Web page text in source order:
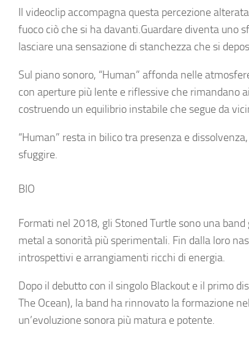
Il videoclip accompagna questa percezione
fuoco ciò che si ha davanti.Guardare diventa uno
lasciare una sensazione di stanchezza che si
Sul piano sonoro, “Human” affonda nelle
con aperture più lente e riflessive che rimandano
costruendo un equilibrio instabile che segue da
“Human” resta in bilico tra presenza e
sfuggire.
BIO
Formati nel 2018, gli Stoned Turtle sono una
metal a sonorità più sperimentali. Fin dalla loro
introspettivi e arrangiamenti ricchi di energia.
Dopo il debutto con il singolo Blackout e il primo
The Ocean), la band ha rinnovato la formazione
un’evoluzione sonora più matura e potente.